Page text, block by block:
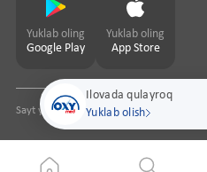
Ilovada qulayroq
Yuklab olish
Yuklab oling
Google Play
Yuklab oling
App Store
Sayt yaratuvchipharmit.uz